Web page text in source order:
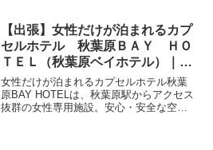
【出張】女性だけが泊まれるカプ
セルホテル 秋葉原ＢＡＹ ＨＯ
ＴＥＬ（秋葉原ベイホテル）｜東
京都のビジネスホテル｜3,825
円〜
女性だけが泊まれるカプセルホテル秋葉
原BAY HOTELは、秋葉原駅からアクセス
抜群の女性専用施設。安心・安全な空間